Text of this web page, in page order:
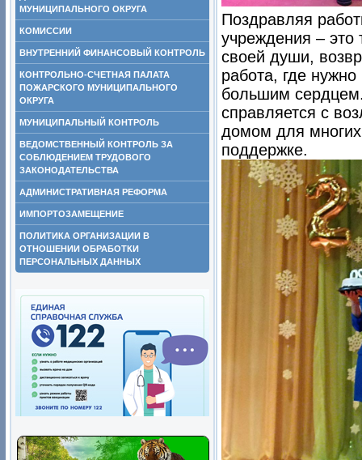
МУНИЦИПАЛЬНОГО ОКРУГА
КОМИССИИ
ВНУТРЕННИЙ ФИНАНСОВЫЙ КОНТРОЛЬ
КОНТРОЛЬНО-СЧЕТНАЯ ПАЛАТА
ПОЖАРСКОГО МУНИЦИПАЛЬНОГО
ОКРУГА
МУНИЦИПАЛЬНЫЙ КОНТРОЛЬ
ВЕДОМСТВЕННЫЙ КОНТРОЛЬ ЗА
СОБЛЮДЕНИЕМ ТРУДОВОГО
ЗАКОНОДАТЕЛЬСТВА
АДМИНИСТРАТИВНАЯ РЕФОРМА
ИМПОРТОЗАМЕЩЕНИЕ
ПОЛИТИКА ОРГАНИЗАЦИИ В
ОТНОШЕНИИ ОБРАБОТКИ
ПЕРСОНАЛЬНЫХ ДАННЫХ
Поздравляя
учреждения –
своей души,
работа, где
большим сердцем.
справляется с
домом для
поддержке.